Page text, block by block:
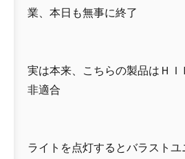
業、本日も無事に終了
実は本来、こちらの製品はＨ
非適合
ライトを点灯するとバラストユ